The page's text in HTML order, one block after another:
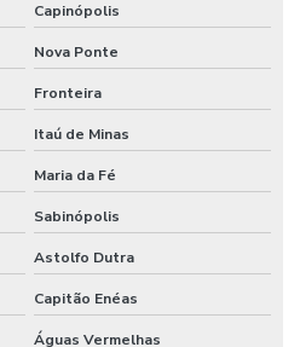
Capinópolis
Nova Ponte
Fronteira
Itaú de Minas
Maria da Fé
Sabinópolis
Astolfo Dutra
Capitão Enéas
Águas Vermelhas